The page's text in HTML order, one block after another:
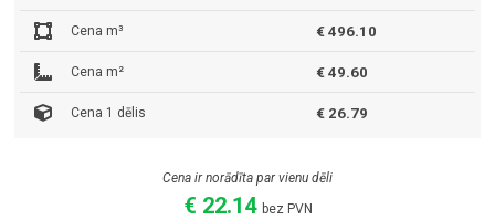
Cena m³ € 496.10
Cena m² € 49.60
Cena 1 dēlis € 26.79
Cena ir norādīta par vienu dēli
€ 22.14 bez PVN